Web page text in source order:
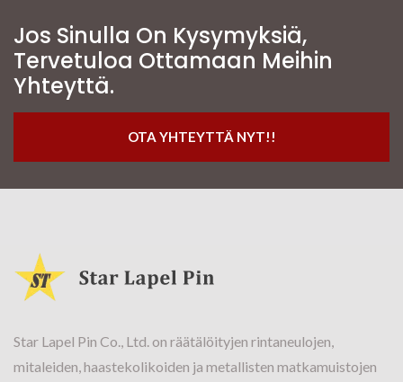
Jos Sinulla On Kysymyksiä,
Tervetuloa Ottamaan Meihin
Yhteyttä.
OTA YHTEYTTÄ NYT!!
Star Lapel Pin Co., Ltd. on räätälöityjen rintaneulojen,
mitaleiden, haastekolikoiden ja metallisten matkamuistojen